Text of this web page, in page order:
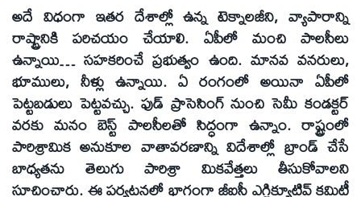
అదే విధంగా ఇతర దేశాల్లో ఉన్న టెక్నాలజీని, వ్యాపారాన్ని
రాష్ట్రానికి పరిచయం చేయాలి. ఏపీలో మంచి పాలసీలు
ఉన్నాయి… సహకరించే ప్రభుత్వం ఉంది. మానవ వనరులు,
భూములు, నీళ్లు ఉన్నాయి. ఏ రంగంలో అయినా ఏపీలో
పెట్టబడులు పెట్టవచ్చు. ఫుడ్ ప్రాసెసింగ్ నుంచి సెమీ కండక్టర్
వరకు మనం బెస్ట్ పాలసీలతో సిద్ధంగా ఉన్నాం. రాష్ట్రంలో
పారిశ్రామిక అనుకూల వాతావరణాన్ని విదేశాల్లో బ్రాండ్ చేసే
బాధ్యతను తెలుగు పారిశ్రా మికవేత్తలు తీసుకోవాలని
సూచించారు. ఈ పర్యటనలో భాగంగా జీఐసీ ఎగ్జిక్యూటివ్ కమిటీ